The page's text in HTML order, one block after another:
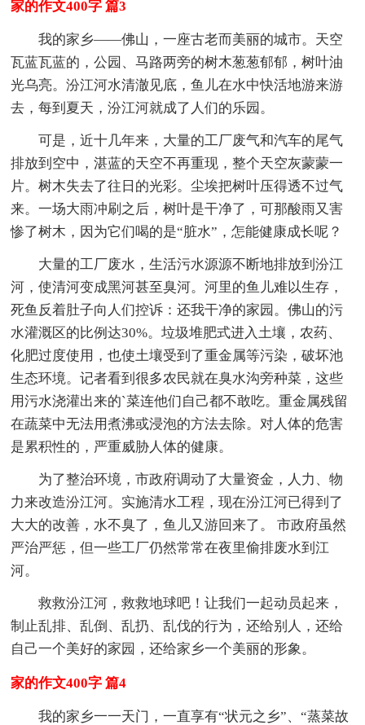
家的作文400字 篇3
我的家乡——佛山，一座古老而美丽的城市。天空
瓦蓝瓦蓝的，公园、马路两旁的树木葱葱郁郁，树叶油
光乌亮。汾江河水清澈见底，鱼儿在水中快活地游来游
去，每到夏天，汾江河就成了人们的乐园。
可是，近十几年来，大量的工厂废气和汽车的尾气
排放到空中，湛蓝的天空不再重现，整个天空灰蒙蒙一
片。树木失去了往日的光彩。尘埃把树叶压得透不过气
来。一场大雨冲刷之后，树叶是干净了，可那酸雨又害
惨了树木，因为它们喝的是“脏水”，怎能健康成长呢？
大量的工厂废水，生活污水源源不断地排放到汾江
河，使清河变成黑河甚至臭河。河里的鱼儿难以生存，
死鱼反着肚子向人们控诉：还我干净的家园。佛山的污
水灌溉区的比例达30%。垃圾堆肥式进入土壤，农药、
化肥过度使用，也使土壤受到了重金属等污染，破坏池
生态环境。记者看到很多农民就在臭水沟旁种菜，这些
用污水浇灌出来的`菜连他们自己都不敢吃。重金属残留
在蔬菜中无法用煮沸或浸泡的方法去除。对人体的危害
是累积性的，严重威胁人体的健康。
为了整治环境，市政府调动了大量资金，人力、物
力来改造汾江河。实施清水工程，现在汾江河已得到了
大大的改善，水不臭了，鱼儿又游回来了。 市政府虽然
严治严惩，但一些工厂仍然常常在夜里偷排废水到江
河。
救救汾江河，救救地球吧！让我们一起动员起来，
制止乱排、乱倒、乱扔、乱伐的行为，还给别人，还给
自己一个美好的家园，还给家乡一个美丽的形象。
家的作文400字 篇4
我的家乡一一天门，一直享有“状元之乡”、“蒸菜故